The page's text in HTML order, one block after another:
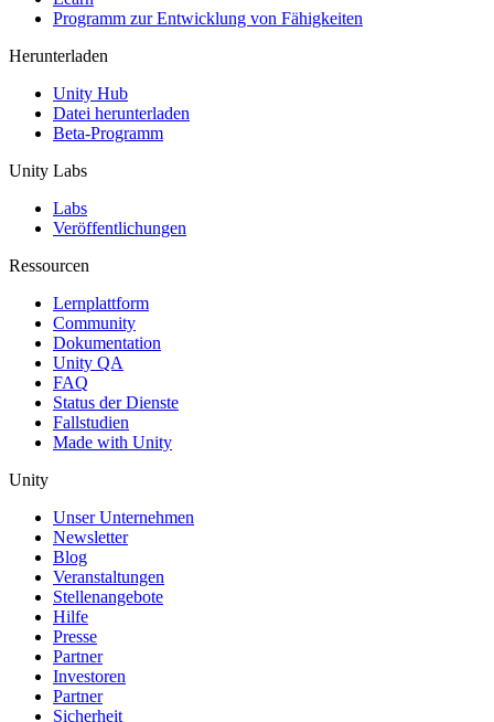
Programm zur Entwicklung von Fähigkeiten
Herunterladen
Unity Hub
Datei herunterladen
Beta-Programm
Unity Labs
Labs
Veröffentlichungen
Ressourcen
Lernplattform
Community
Dokumentation
Unity QA
FAQ
Status der Dienste
Fallstudien
Made with Unity
Unity
Unser Unternehmen
Newsletter
Blog
Veranstaltungen
Stellenangebote
Hilfe
Presse
Partner
Investoren
Partner
Sicherheit